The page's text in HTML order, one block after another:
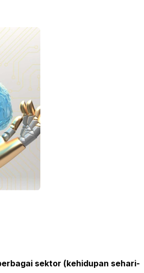
sektor (kehidupan sehari-